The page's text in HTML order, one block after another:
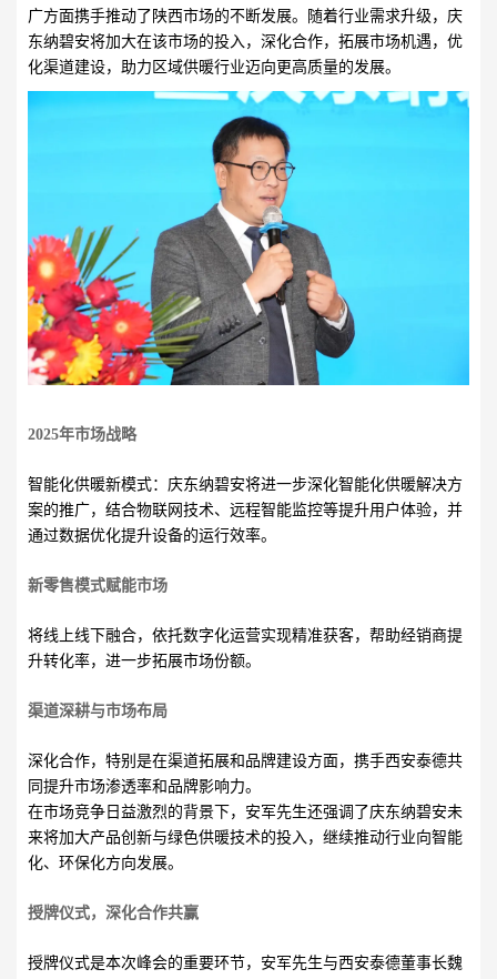
广方面携手推动了陕西市场的不断发展。随着行业需求升级，庆
东纳碧安将加大在该市场的投入，深化合作，拓展市场机遇，优
化渠道建设，助力区域供暖行业迈向更高质量的发展。
2025年市场战略
智能化供暖新模式：庆东纳碧安将进一步深化智能化供暖解决方
案的推广，结合物联网技术、远程智能监控等提升用户体验，并
通过数据优化提升设备的运行效率。
新零售模式赋能市场
将线上线下融合，依托数字化运营实现精准获客，帮助经销商提
升转化率，进一步拓展市场份额。
渠道深耕与市场布局
深化合作，特别是在渠道拓展和品牌建设方面，携手西安泰德共
同提升市场渗透率和品牌影响力。
在市场竞争日益激烈的背景下，安军先生还强调了庆东纳碧安未
来将加大产品创新与绿色供暖技术的投入，继续推动行业向智能
化、环保化方向发展。
授牌仪式，深化合作共赢
授牌仪式是本次峰会的重要环节，安军先生与西安泰德董事长魏